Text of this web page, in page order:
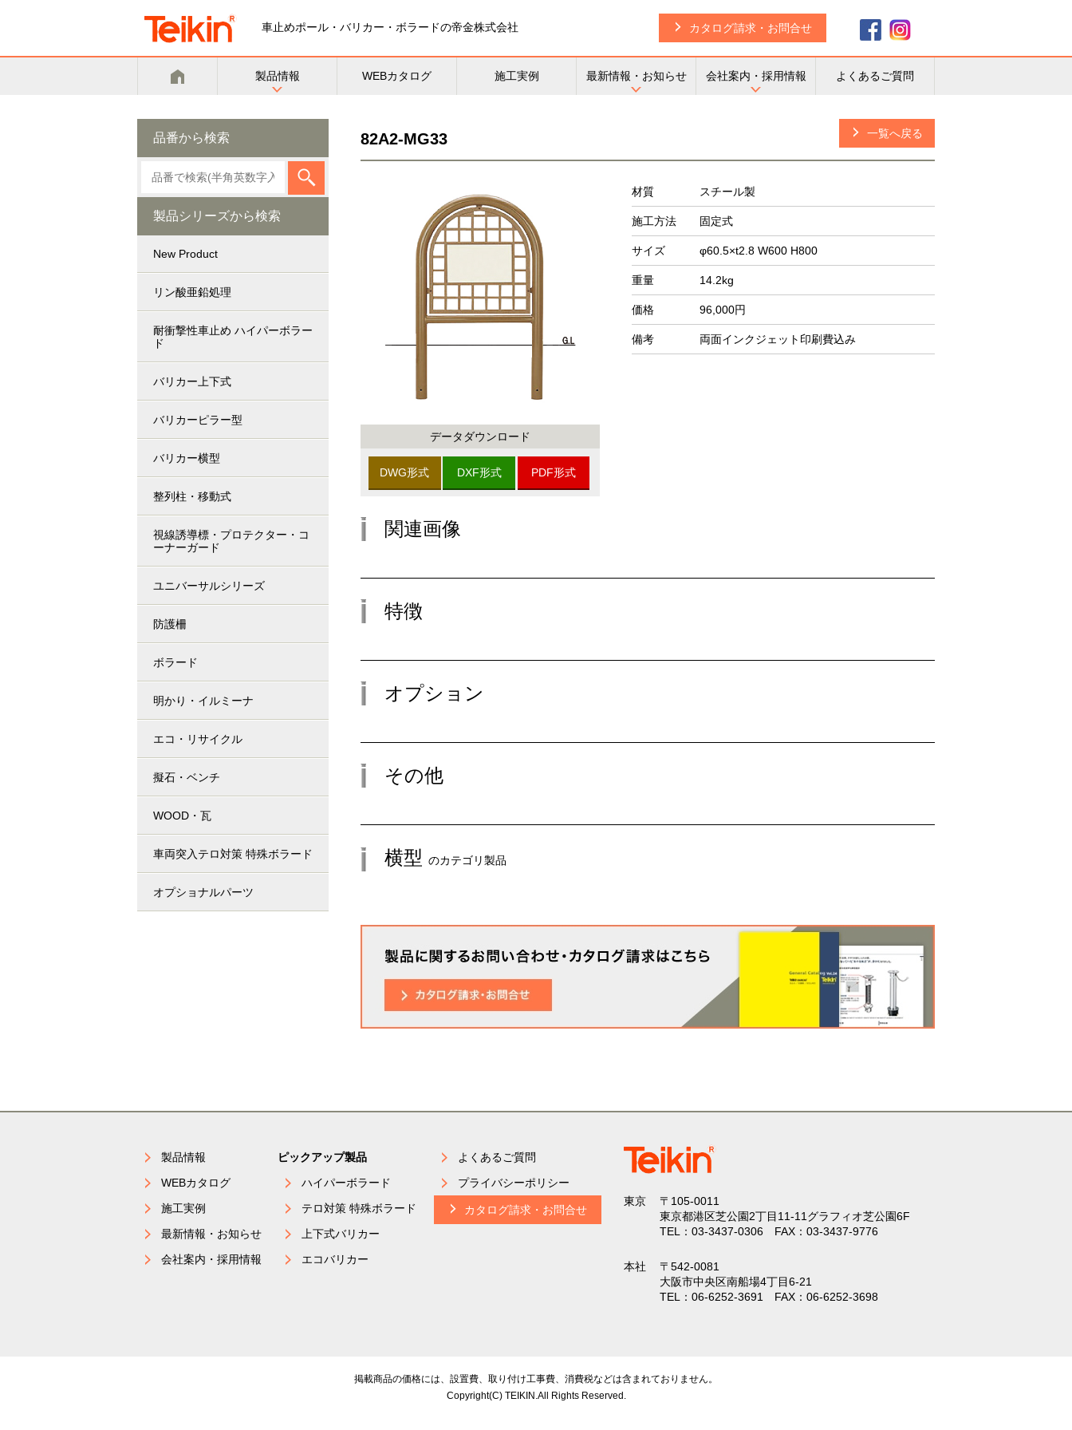
車止めポール・バリカー・ ボラードの帝金株式会社 カタログ請求・お問合せ
製品情報 WEBカタログ 施工実例 最新情報・お知らせ 会社案内・採用情報 よくあるご質問
品番から検索
製品シリーズから検索
New Product
リン酸亜鉛処理
耐衝撃性車止め ハイパーボラー
ド
バリカー上下式
バリカーピラー型
バリカー横型
整列柱・移動式
視線誘導標・プロテクター・コ
ーナーガード
ユニバーサルシリーズ
防護柵
ボラード
明かり・イルミーナ
エコ・リサイクル
擬石・ベンチ
WOOD・瓦
車両突入テロ対策 特殊ボラード
オプショナルパーツ
82A2-MG33 一覧へ戻る
データダウンロード
DWG形式 DXF形式 PDF形式
材質 スチール製
施工方法 固定式
サイズ φ60.5×t2.8 W600 H800
重量 14.2kg
価格 96,000円
備考 両面インクジェット印刷費込み
関連画像
特徴
オプション
その他
横型 のカテゴリ製品
製品情報
WEBカタログ
施工実例
最新情報・お知らせ
会社案内・採用情報
ピックアップ製品
ハイパーボラード
テロ対策 特殊ボラード
上下式バリカー
エコバリカー
よくあるご質問
プライバシーポリシー
カタログ請求・お問合せ
東京
〒105-0011
東京都港区芝公園2丁目11-11 グラフィオ芝公園6F
TEL：03-3437-0306 FAX：03-3437-9776
本社
〒542-0081
大阪市中央区南船場4丁目6-21
TEL：06-6252-3691 FAX：06-6252-3698
掲載商品の価格には、設置費、取り付け工事費、 消費税などは含まれておりません。
Copyright(C) TEIKIN.All Rights Reserved.